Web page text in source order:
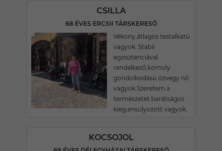
CSILLA
68 ÉVES ERCSII TÁRSKERESŐ
Vékony,átlagos testalkatú
vagyok. Stabil
egzisztenciával
rendelkező,komoly
gondolkodású özvegy nő
vagyok.Szeretem a
természetet barátságos
kieg,ensúlyozott vagyok.
KOCSOJOL